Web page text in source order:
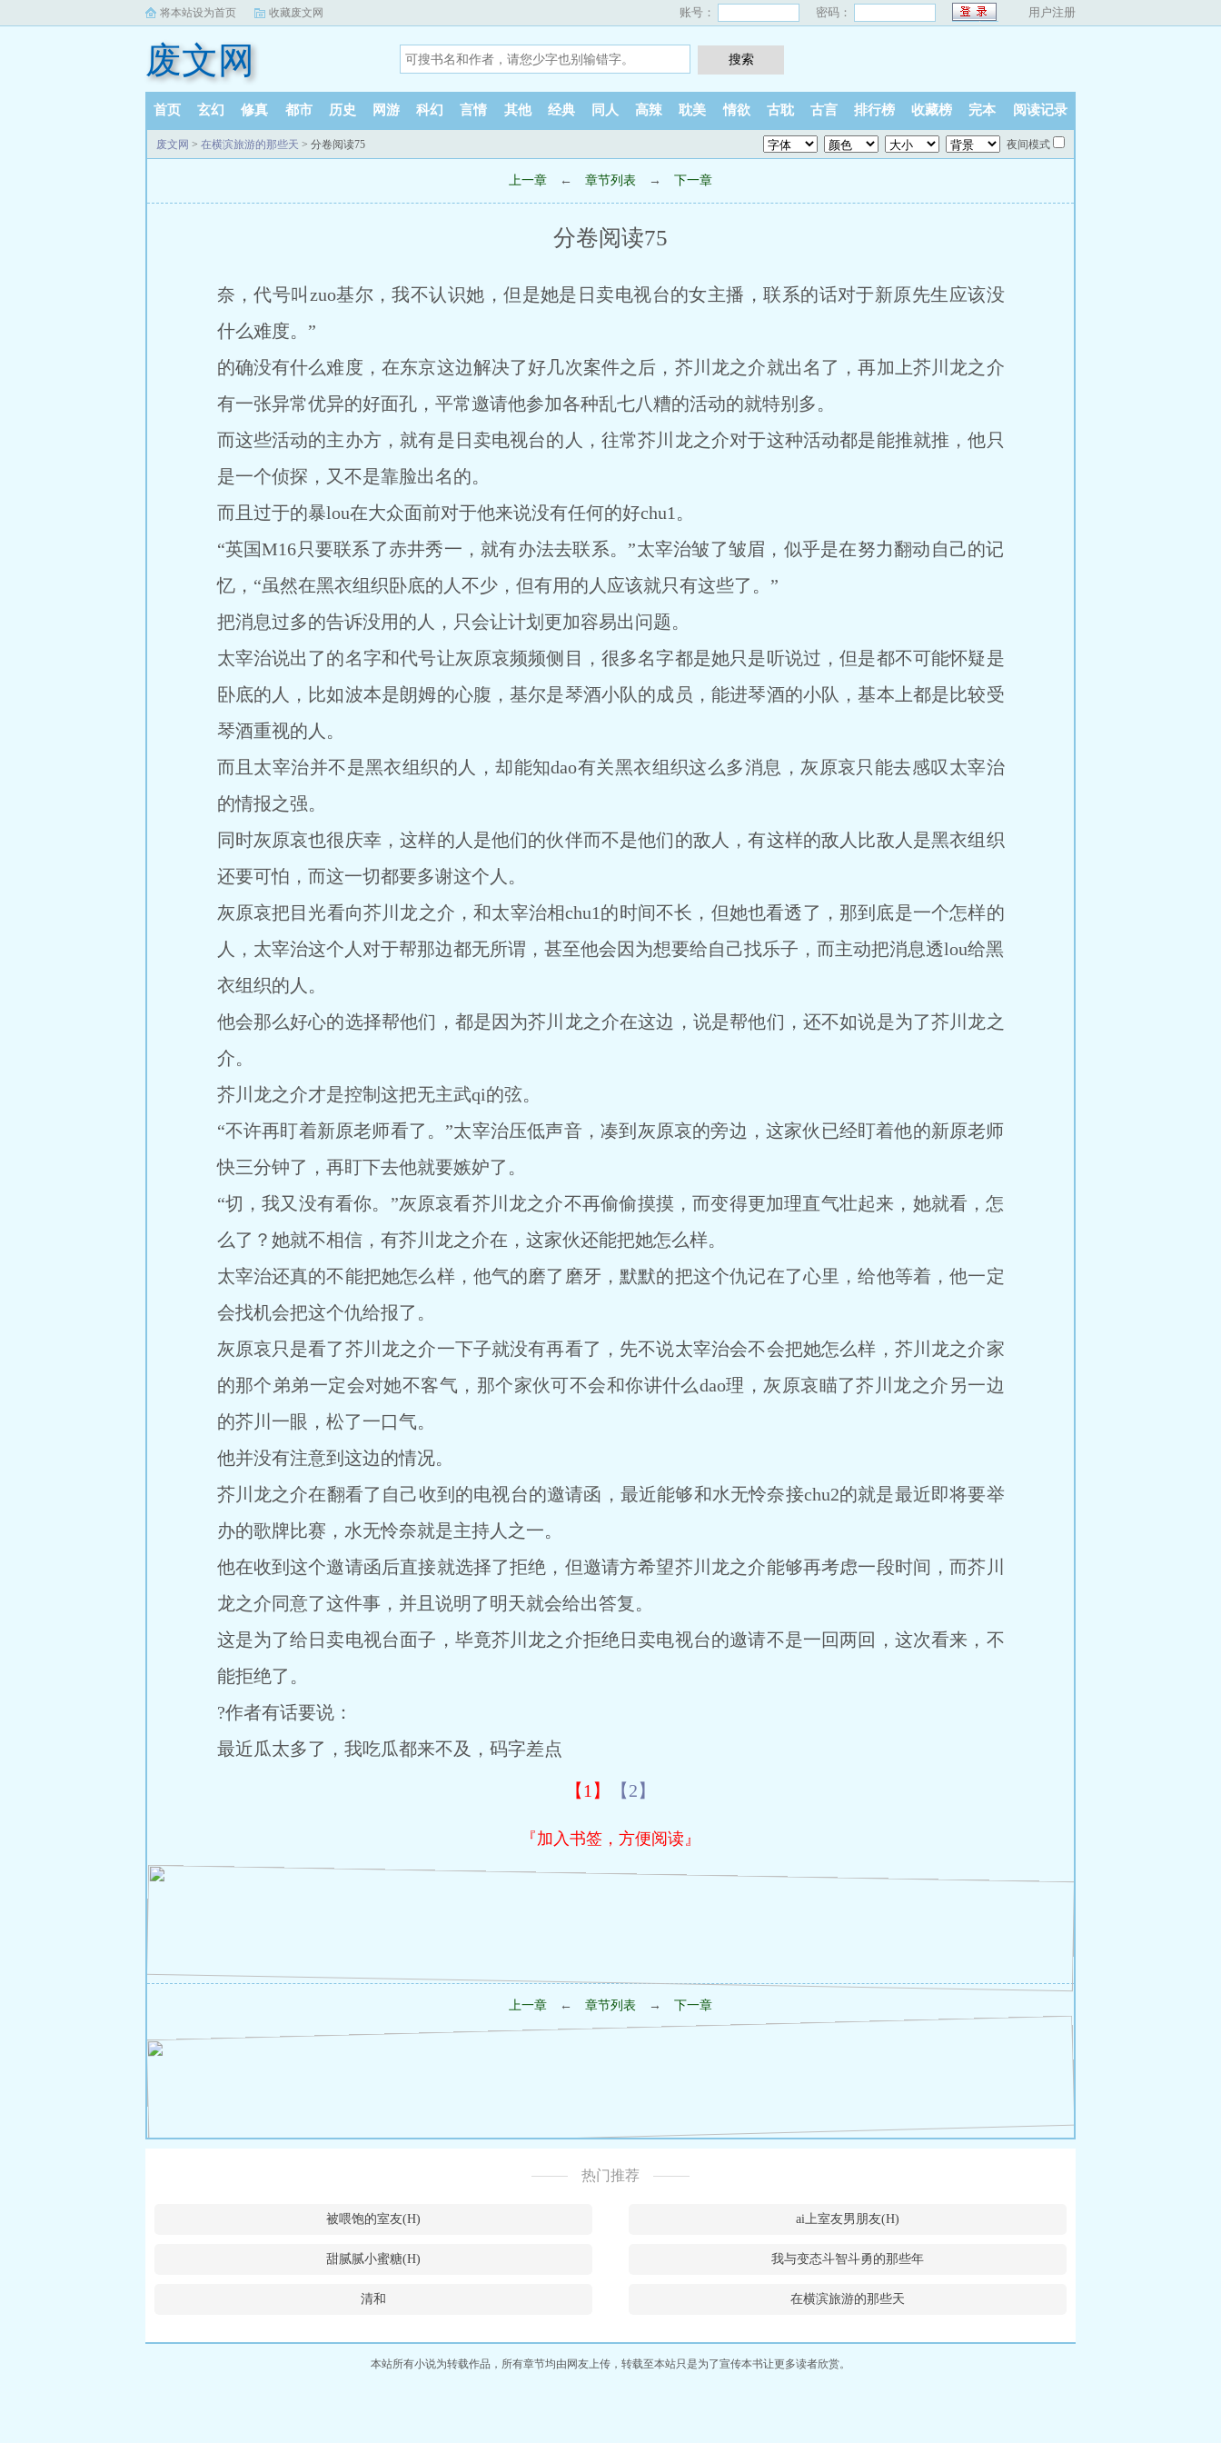
将本站设为首页 收藏废文网 账号： 密码： 用户注册
废文网
首页 玄幻 修真 都市 历史 网游 科幻 言情 其他 经典 同人 高辣 耽美 情欲 古耽 古言 排行榜 收藏榜 完本 阅读记录
废文网 > 在横滨旅游的那些天 > 分卷阅读75 夜间模式
上一章 ← 章节列表 → 下一章
分卷阅读75
奈，代号叫zuo基尔，我不认识她，但是她是日卖电视台的女主播，联系的话对于新原先生应该没
什么难度。”
的确没有什么难度，在东京这边解决了好几次案件之后，芥川龙之介就出名了，再加上芥川龙之介
有一张异常优异的好面孔，平常邀请他参加各种乱七八糟的活动的就特别多。
而这些活动的主办方，就有是日卖电视台的人，往常芥川龙之介对于这种活动都是能推就推，他只
是一个侦探，又不是靠脸出名的。
而且过于的暴lou在大众面前对于他来说没有任何的好chu1。
“英国M16只要联系了赤井秀一，就有办法去联系。”太宰治皱了皱眉，似乎是在努力翻动自己的记
忆，“虽然在黑衣组织卧底的人不少，但有用的人应该就只有这些了。”
把消息过多的告诉没用的人，只会让计划更加容易出问题。
太宰治说出了的名字和代号让灰原哀频频侧目，很多名字都是她只是听说过，但是都不可能怀疑是
卧底的人，比如波本是朗姆的心腹，基尔是琴酒小队的成员，能进琴酒的小队，基本上都是比较受
琴酒重视的人。
而且太宰治并不是黑衣组织的人，却能知dao有关黑衣组织这么多消息，灰原哀只能去感叹太宰治
的情报之强。
同时灰原哀也很庆幸，这样的人是他们的伙伴而不是他们的敌人，有这样的敌人比敌人是黑衣组织
还要可怕，而这一切都要多谢这个人。
灰原哀把目光看向芥川龙之介，和太宰治相chu1的时间不长，但她也看透了，那到底是一个怎样的
人，太宰治这个人对于帮那边都无所谓，甚至他会因为想要给自己找乐子，而主动把消息透lou给黑
衣组织的人。
他会那么好心的选择帮他们，都是因为芥川龙之介在这边，说是帮他们，还不如说是为了芥川龙之
介。
芥川龙之介才是控制这把无主武qi的弦。
“不许再盯着新原老师看了。”太宰治压低声音，凑到灰原哀的旁边，这家伙已经盯着他的新原老师
快三分钟了，再盯下去他就要嫉妒了。
“切，我又没有看你。”灰原哀看芥川龙之介不再偷偷摸摸，而变得更加理直气壮起来，她就看，怎
么了？她就不相信，有芥川龙之介在，这家伙还能把她怎么样。
太宰治还真的不能把她怎么样，他气的磨了磨牙，默默的把这个仇记在了心里，给他等着，他一定
会找机会把这个仇给报了。
灰原哀只是看了芥川龙之介一下子就没有再看了，先不说太宰治会不会把她怎么样，芥川龙之介家
的那个弟弟一定会对她不客气，那个家伙可不会和你讲什么dao理，灰原哀瞄了芥川龙之介另一边
的芥川一眼，松了一口气。
他并没有注意到这边的情况。
芥川龙之介在翻看了自己收到的电视台的邀请函，最近能够和水无怜奈接chu2的就是最近即将要举
办的歌牌比赛，水无怜奈就是主持人之一。
他在收到这个邀请函后直接就选择了拒绝，但邀请方希望芥川龙之介能够再考虑一段时间，而芥川
龙之介同意了这件事，并且说明了明天就会给出答复。
这是为了给日卖电视台面子，毕竟芥川龙之介拒绝日卖电视台的邀请不是一回两回，这次看来，不
能拒绝了。
?作者有话要说：
最近瓜太多了，我吃瓜都来不及，码字差点
【1】 【2】
『加入书签，方便阅读』
上一章 ← 章节列表 → 下一章
热门推荐
被喂饱的室友(H) ai上室友男朋友(H)
甜腻腻小蜜糖(H) 我与变态斗智斗勇的那些年
清和 在横滨旅游的那些天
本站所有小说为转载作品，所有章节均由网友上传，转载至本站只是为了宣传本书让更多读者欣赏。